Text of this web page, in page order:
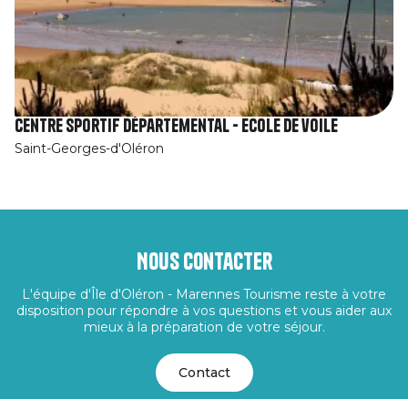
Centre sportif départemental - Ecole de voile
Saint-Georges-d'Oléron
Nous contacter
L'équipe d'Île d'Oléron - Marennes Tourisme reste à votre
disposition pour répondre à vos questions et vous aider aux
mieux à la préparation de votre séjour.
Contact